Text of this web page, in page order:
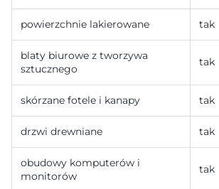
powierzchnie lakierowane tak
blaty biurowe z tworzywa
sztucznego
tak
skórzane fotele i kanapy tak
drzwi drewniane tak
obudowy komputerów i
monitorów
tak